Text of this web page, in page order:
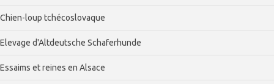
Chien-loup tchécoslovaque
Elevage d'Altdeutsche Schaferhunde
Essaims et reines en Alsace